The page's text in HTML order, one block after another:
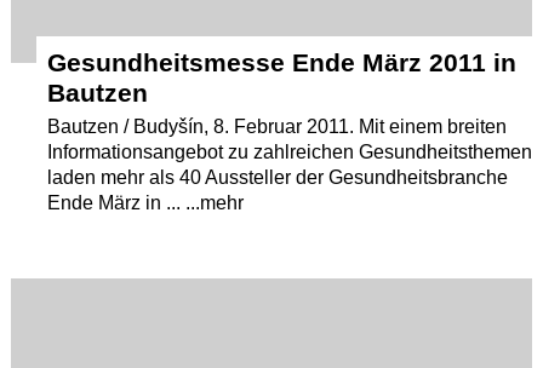
Gesundheitsmesse Ende März 2011 in
Bautzen
Bautzen / Budyšín, 8. Februar 2011. Mit einem breiten
Informationsangebot zu zahlreichen Gesundheitsthemen
laden mehr als 40 Aussteller der Gesundheitsbranche
Ende März in ... ...mehr